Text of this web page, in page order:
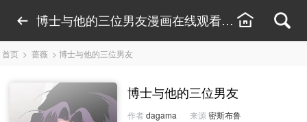
博士与他的三位男友漫画在线观看-博士与他的三
首页 > 蔷薇 > 博士与他的三位男友
博士与他的三位男友
作者 dagama 来源 密斯布鲁